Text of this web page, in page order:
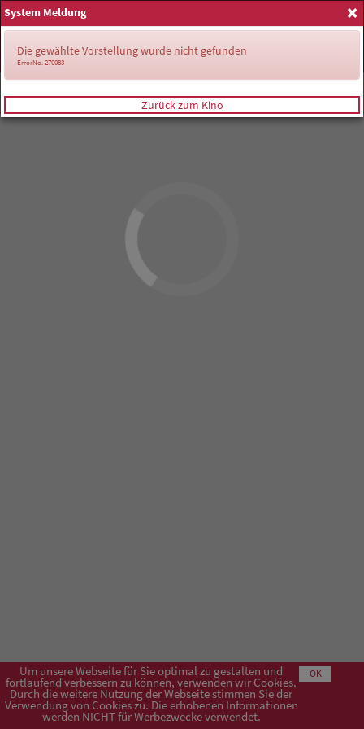
Anmelden
Um unsere Webseite für Sie optimal zu gestalten und
fortlaufend verbessern zu können, verwenden wir Cookies.
Durch die weitere Nutzung der Webseite stimmen Sie der
Verwendung von Cookies zu. Die erhobenen Informationen
werden NICHT für Werbezwecke verwendet.
OK
×
System Meldung
Die gewählte Vorstellung wurde nicht gefunden
ErrorNo. 270083
Zurück zum Kino
Impressum AGB Datenschutzerklärung